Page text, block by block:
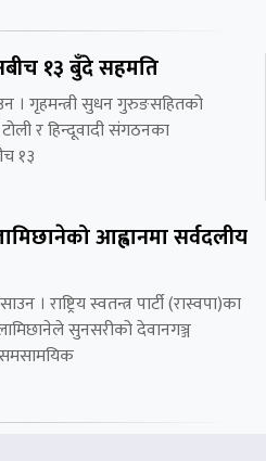
१३ बुँदे सहमति
। गृहमन्त्री सुधन गुरुङसहितको
टोली र हिन्दूवादी संगठनका
१३
आह्वानमा सर्वदलीय
। राष्ट्रिय स्वतन्त्र पार्टी (रास्वपा)का
सुनसरीको देवानगञ्ज